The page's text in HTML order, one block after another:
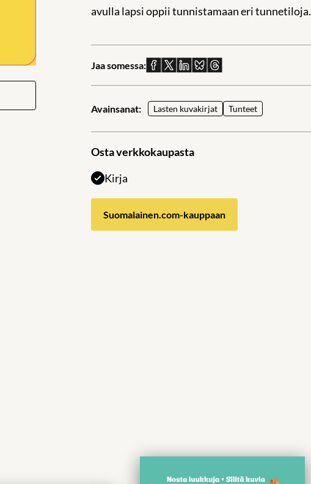
avulla lapsi oppii tunnistamaan eri tunnetiloja.
Jaa somessa:Jaa
Facebookissa
Jaa
X:ssä
Jaa
Linkedinissä
Jaa
Blueskyssä
Jaa
sähköpostilla
Avainsanat: Lasten kuvakirjat Tunteet
Osta verkkokaupasta
Kirja
Suomalainen.com-kauppaan